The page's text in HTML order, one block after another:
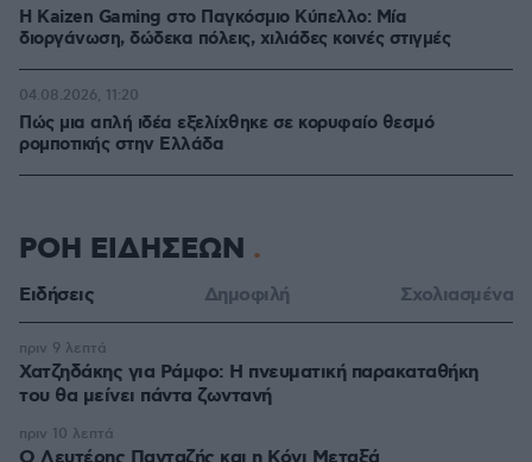
H Kaizen Gaming στο Παγκόσμιο Kύπελλο: Μία
διοργάνωση, δώδεκα πόλεις, χιλιάδες κοινές στιγμές
Πώς μια απλή ιδέα εξελίχθηκε σε κορυφαίο θεσμό
ρομποτικής στην Ελλάδα
04.08.2026, 11:20
ΡΟΗ ΕΙΔΗΣΕΩΝ
Ειδήσεις Δημοφιλή Σχολιασμένα
Χατζηδάκης για Ράμφο: Η πνευματική παρακαταθήκη
του θα μείνει πάντα ζωντανή
πριν 9 λεπτά
πριν 10 λεπτά